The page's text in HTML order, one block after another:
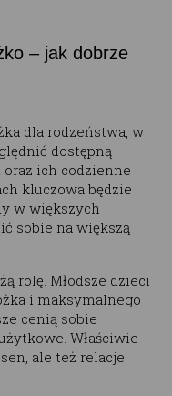
– jak dobrze
dla rodzeństwa, w
dostępną
ich codzienne
kluczowa będzie
w większych
sobie na większą
rolę. Młodsze dzieci
i maksymalnego
cenią sobie
Właściwie
ale też relacje